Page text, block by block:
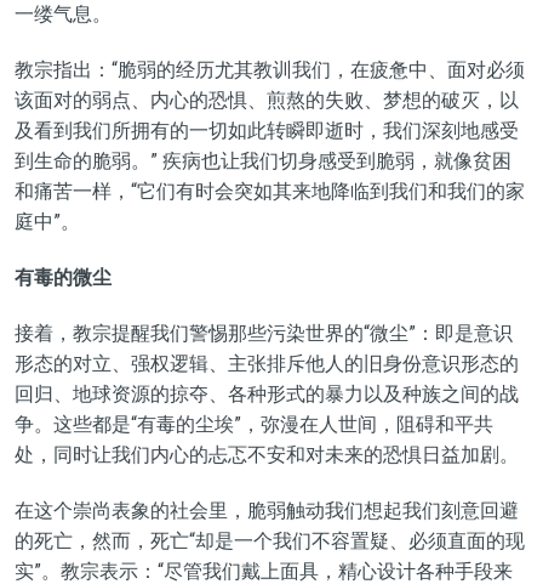
一缕气息。
教宗指出：“脆弱的经历尤其教训我们，在疲惫中、面对必须
该面对的弱点、内心的恐惧、煎熬的失败、梦想的破灭，以
及看到我们所拥有的一切如此转瞬即逝时，我们深刻地感受
到生命的脆弱。” 疾病也让我们切身感受到脆弱，就像贫困
和痛苦一样，“它们有时会突如其来地降临到我们和我们的家
庭中”。
有毒的微尘
接着，教宗提醒我们警惕那些污染世界的“微尘”：即是意识
形态的对立、强权逻辑、主张排斥他人的旧身份意识形态的
回归、地球资源的掠夺、各种形式的暴力以及种族之间的战
争。这些都是“有毒的尘埃”，弥漫在人世间，阻碍和平共
处，同时让我们内心的忐忑不安和对未来的恐惧日益加剧。
在这个崇尚表象的社会里，脆弱触动我们想起我们刻意回避
的死亡，然而，死亡“却是一个我们不容置疑、必须直面的现
实”。教宗表示：“尽管我们戴上面具，精心设计各种手段来